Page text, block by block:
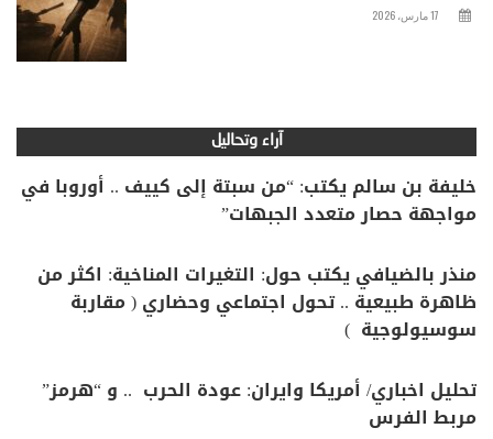
17 مارس، 2026
آراء وتحاليل
خليفة بن سالم يكتب: “من سبتة إلى كييف .. أوروبا في
مواجهة حصار متعدد الجبهات”
منذر بالضيافي يكتب حول: التغيرات المناخية: اكثر من
ظاهرة طبيعية .. تحول اجتماعي وحضاري ( مقاربة
سوسيولوجية )
تحليل اخباري/ أمريكا وايران: عودة الحرب .. و “هرمز”
مربط الفرس